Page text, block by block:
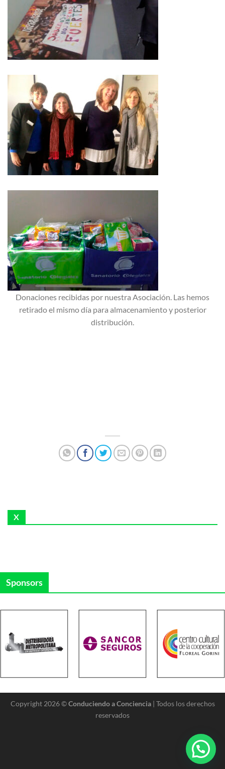
Donaciones recibidas por nuestra Asociación. Las hemos
retirado el mismo día para almacenamiento y posterior
distribución.
X
Sponsors
Copyright 2026 ©Conduciendo a Conciencia| Todos los derechos
reservados